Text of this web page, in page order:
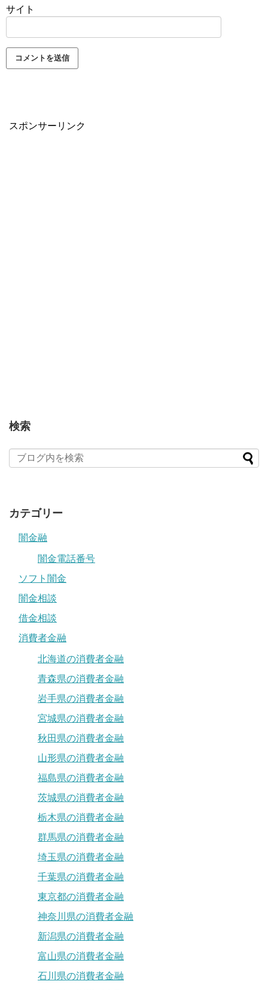
サイト
スポンサーリンク
検索
カテゴリー
闇金融
闇金電話番号
ソフト闇金
闇金相談
借金相談
消費者金融
北海道の消費者金融
青森県の消費者金融
岩手県の消費者金融
宮城県の消費者金融
秋田県の消費者金融
山形県の消費者金融
福島県の消費者金融
茨城県の消費者金融
栃木県の消費者金融
群馬県の消費者金融
埼玉県の消費者金融
千葉県の消費者金融
東京都の消費者金融
神奈川県の消費者金融
新潟県の消費者金融
富山県の消費者金融
石川県の消費者金融